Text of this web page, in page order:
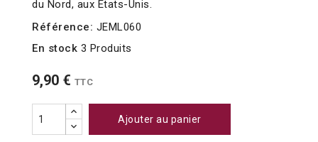
du Nord, aux Etats-Unis.
Référence: JEML060
En stock 3 Produits
9,90 € TTC
Ajouter au panier